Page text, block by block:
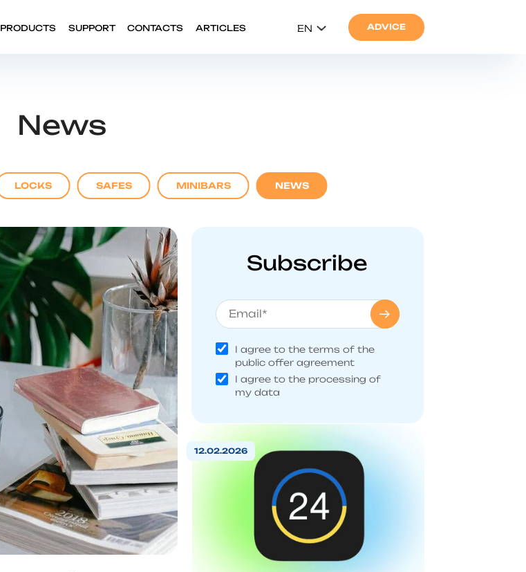
PRODUCTS SUPPORT CONTACTS ARTICLES EN ADVICE
News
LOCKS SAFES MINIBARS NEWS
Subscribe
I agree to the terms of the
public offer agreement
I agree to the processing of
my data
12.02.2026